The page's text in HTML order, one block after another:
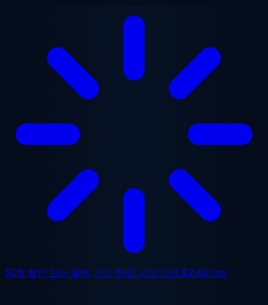
50% 할인 모든 플랜, 기간 한정. 시작 가격 $2.48/mo